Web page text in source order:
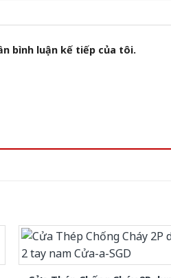
bình luận kế tiếp của tôi.